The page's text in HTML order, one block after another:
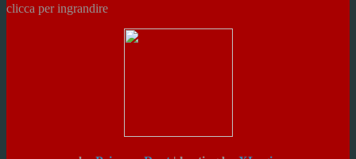
clicca per ingrandire